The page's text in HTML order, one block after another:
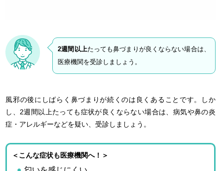
2週間以上たっても鼻づまりが良くならない場合は、
医療機関を受診しましょう。
風邪の後にしばらく鼻づまりが続くのは良くあることです。しか
し、2週間以上たっても症状が良くならない場合は、病気や鼻の炎
症・アレルギーなどを疑い、受診しましょう。
＜こんな症状も医療機関へ！＞